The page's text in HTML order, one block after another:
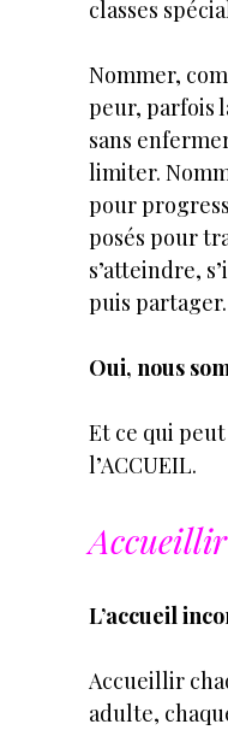
classes
Nommer,
peur, parfois
sans
limiter.
pour
posés pour
s’atteindre,
puis
Oui, nous
Et ce qui
l’ACCUEIL.
Accueillir
L’accueil
Accueillir
adulte,